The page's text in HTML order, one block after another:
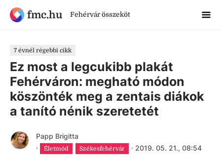
fmc.hu Fehérvár összeköt
7 évnél régebbi cikk
Ez most a legcukibb plakát
Fehérváron: megható módon
köszönték meg a zentais diákok
a tanító nénik szeretetét
Papp Brigitta
·
Életmód Székesfehérvár · 2019. 05. 21., 08:54